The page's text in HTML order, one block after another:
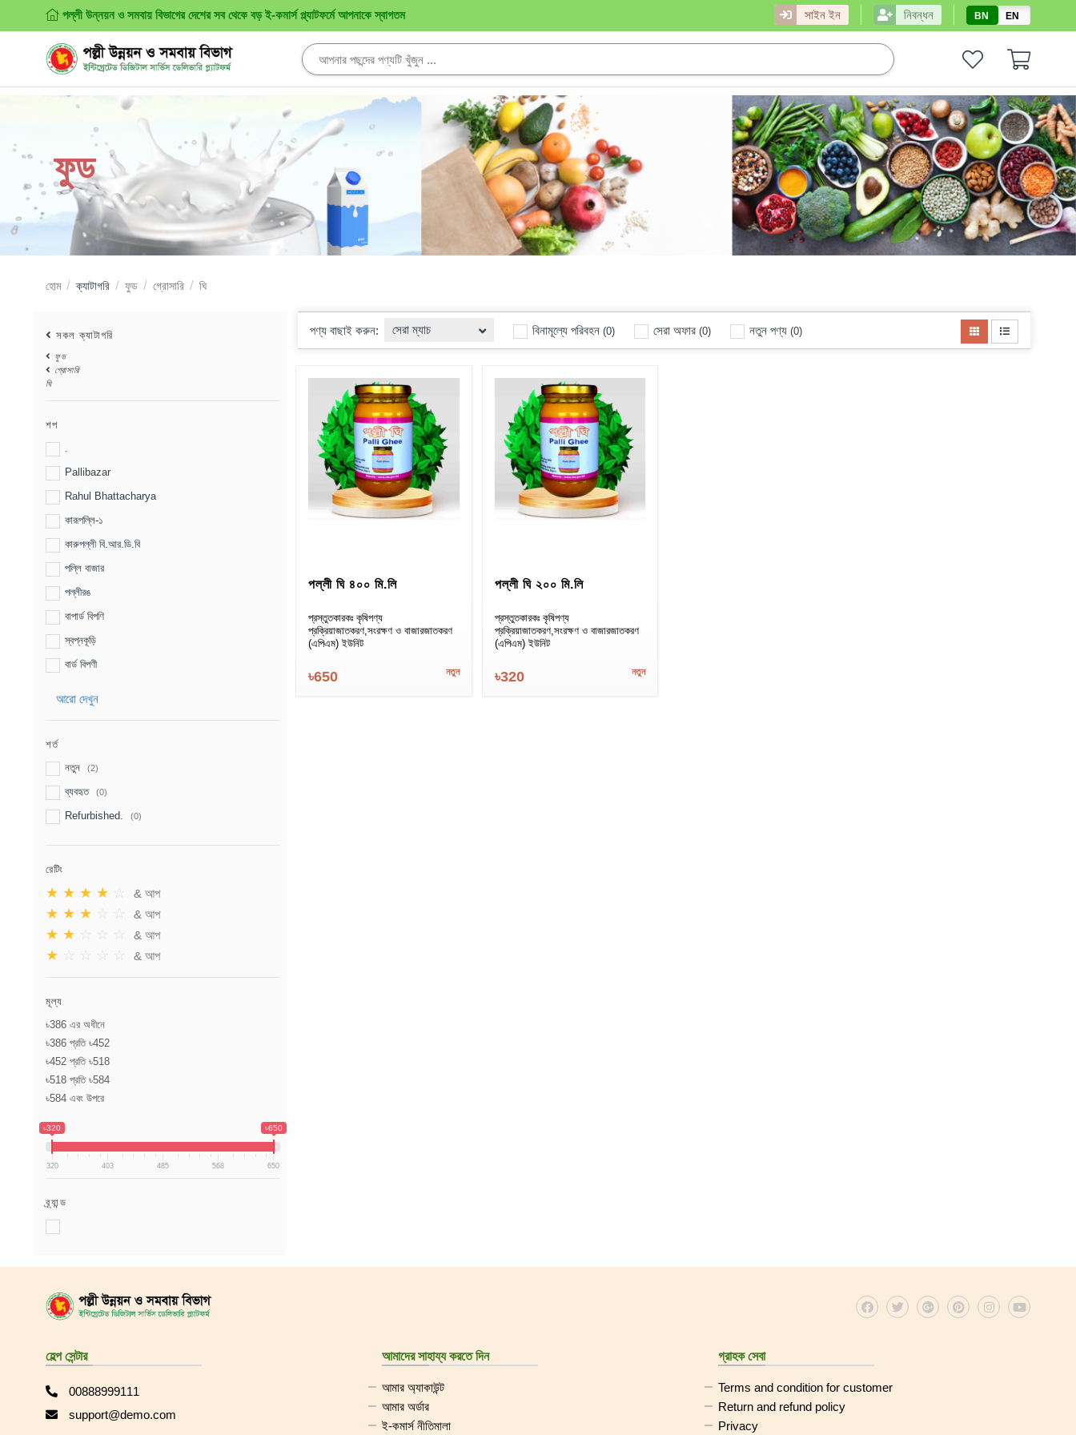
পল্লী উন্নয়ন ও সমবায় বিভাগের দেশের সব থেকে বড় ই-কমার্স প্ল্যাটফর্মে আপনাকে স্বাগতম সাইন ইন নিবন্ধন BN EN
ফুড
হোম ক্যাটাগরি ফুড গ্রোসারি ঘি
সকল ক্যাটাগরি
ফুড
গ্রোসারি
ঘি
শপ
.
Pallibazar
Rahul Bhattacharya
কারূপল্লি-১
কারুপল্লী বি.আর.ডি.বি
পল্লি বাজার
পল্লীরঙ
বাপার্ড বিপণি
স্বপ্নকূড়ি
বার্ড বিপণী
আরো দেখুন
শর্ত
নতুন
(2)
ব্যবহৃত (0)
Refurbished. (0)
রেটিং
★ ★ ★ ★ ☆ & আপ
★ ★ ★ ☆ ☆ & আপ
★ ★ ☆ ☆ ☆ & আপ
★ ☆ ☆ ☆ ☆ & আপ
মূল্য
৳386 এর অধীনে
৳386 প্রতি ৳452
৳452 প্রতি ৳518
৳518 প্রতি ৳584
৳584 এবং উপরে
৳320 ৳650
320 403 485 568 650
ব্র্যান্ড
পণ্য বাছাই করুন: সেরা ম্যাচ বিনামূল্যে পরিবহন (0) সেরা অফার (0) নতুন পণ্য (0)
পল্লী ঘি ৪০০ মি.লি
প্রস্তুতকারকঃ কৃষিপণ্য
প্রক্রিয়াজাতকরণ,সংরক্ষণ ও বাজারজাতকরণ
(এপিএম) ইউনিট
৳650 নতুন
পল্লী ঘি ২০০ মি.লি
প্রস্তুতকারকঃ কৃষিপণ্য
প্রক্রিয়াজাতকরণ,সংরক্ষণ ও বাজারজাতকরণ
(এপিএম) ইউনিট
৳320 নতুন
হেল্প সেন্টার
00888999111
support@demo.com
আমাদের সাহায্য করতে দিন
আমার অ্যাকাউন্ট
আমার অর্ডার
ই-কমার্স নীতিমালা
গ্রাহক সেবা
Terms and condition for customer
Return and refund policy
Privacy